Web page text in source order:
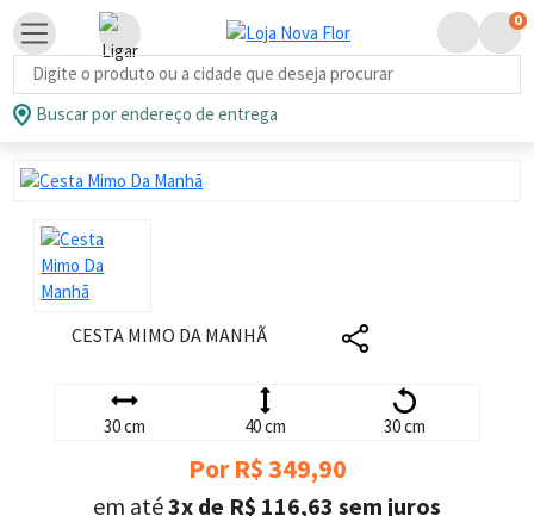
Busca de produtos
0
Buscar por endereço de entrega
CESTA MIMO DA MANHÃ
30 cm 40 cm 30 cm
Por R$ 349,90
em até3x de R$ 116,63 sem juros